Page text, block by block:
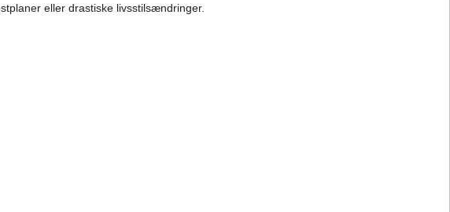
eller drastiske livsstilsændringer.